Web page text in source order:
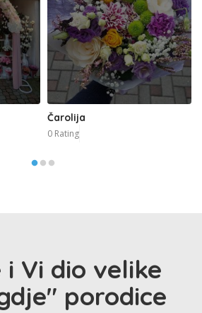
Čarolija
0 Rating
i Vi dio velike
porodice